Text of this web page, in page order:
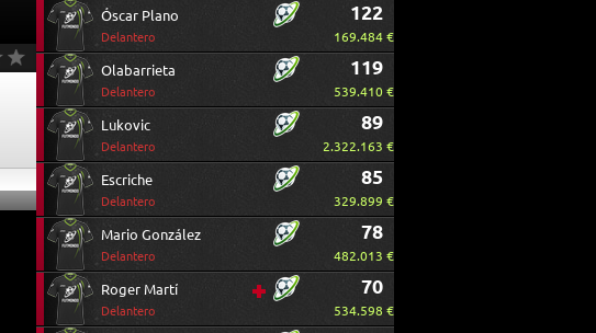
Óscar Plano
Delantero
122
169.484 €
Olabarrieta
Delantero
119
539.410 €
Lukovic
Delantero
89
2.322.163 €
Escriche
Delantero
85
329.899 €
Mario González
Delantero
78
482.013 €
Roger Martí
Delantero
70
534.598 €